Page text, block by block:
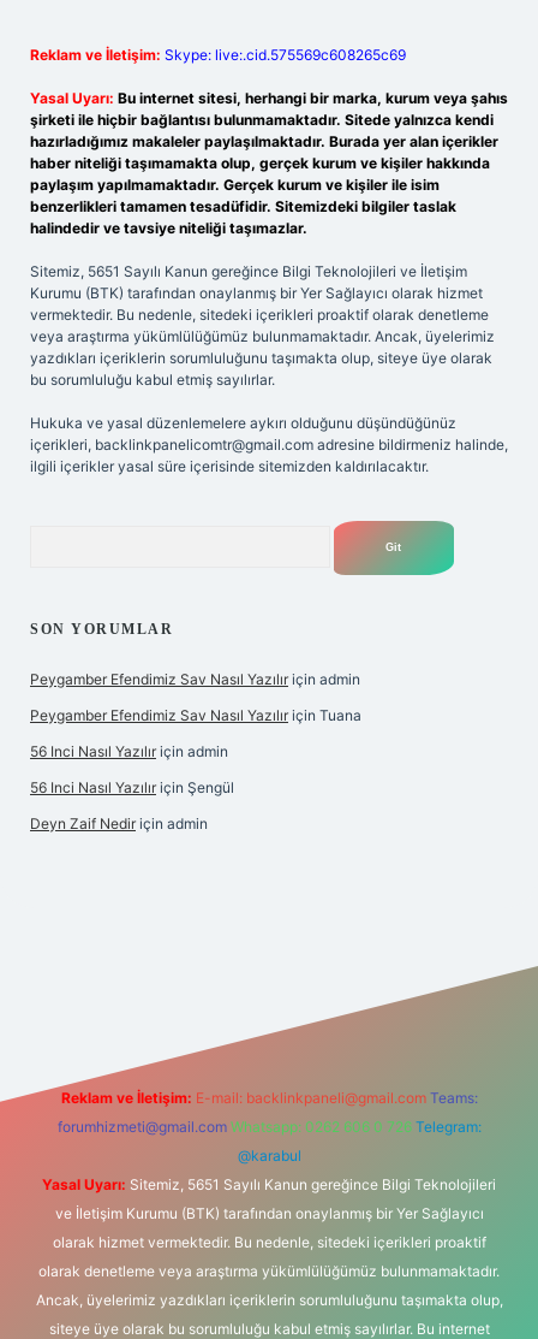
Reklam ve İletişim: Skype: live:.cid.575569c608265c69
Yasal Uyarı: Bu internet sitesi, herhangi bir marka, kurum veya şahıs
şirketi ile hiçbir bağlantısı bulunmamaktadır. Sitede yalnızca kendi
hazırladığımız makaleler paylaşılmaktadır. Burada yer alan içerikler
haber niteliği taşımamakta olup, gerçek kurum ve kişiler hakkında
paylaşım yapılmamaktadır. Gerçek kurum ve kişiler ile isim
benzerlikleri tamamen tesadüfidir. Sitemizdeki bilgiler taslak
halindedir ve tavsiye niteliği taşımazlar.
Sitemiz, 5651 Sayılı Kanun gereğince Bilgi Teknolojileri ve İletişim
Kurumu (BTK) tarafından onaylanmış bir Yer Sağlayıcı olarak hizmet
vermektedir. Bu nedenle, sitedeki içerikleri proaktif olarak denetleme
veya araştırma yükümlülüğümüz bulunmamaktadır. Ancak, üyelerimiz
yazdıkları içeriklerin sorumluluğunu taşımakta olup, siteye üye olarak
bu sorumluluğu kabul etmiş sayılırlar.
Hukuka ve yasal düzenlemelere aykırı olduğunu düşündüğünüz
içerikleri, backlinkpanelicomtr@gmail.com adresine bildirmeniz halinde,
ilgili içerikler yasal süre içerisinde sitemizden kaldırılacaktır.
SON YORUMLAR
Peygamber Efendimiz Sav Nasıl Yazılır için admin
Peygamber Efendimiz Sav Nasıl Yazılır için Tuana
56 Inci Nasıl Yazılır için admin
56 Inci Nasıl Yazılır için Şengül
Deyn Zaif Nedir için admin
Reklam ve İletişim: E-mail: backlinkpaneli@gmail.com Teams:
forumhizmeti@gmail.com Whatsapp: 0262 606 0 726 Telegram:
@karabul
Yasal Uyarı: Sitemiz, 5651 Sayılı Kanun gereğince Bilgi Teknolojileri
ve İletişim Kurumu (BTK) tarafından onaylanmış bir Yer Sağlayıcı
olarak hizmet vermektedir. Bu nedenle, sitedeki içerikleri proaktif
olarak denetleme veya araştırma yükümlülüğümüz bulunmamaktadır.
Ancak, üyelerimiz yazdıkları içeriklerin sorumluluğunu taşımakta olup,
siteye üye olarak bu sorumluluğu kabul etmiş sayılırlar. Bu internet